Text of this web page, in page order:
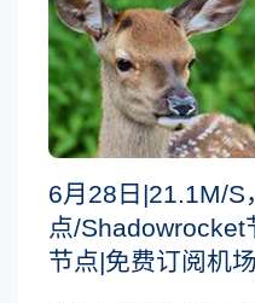
6月28日|21.1M/S
点/Shadowrocket
节点|免费订阅机